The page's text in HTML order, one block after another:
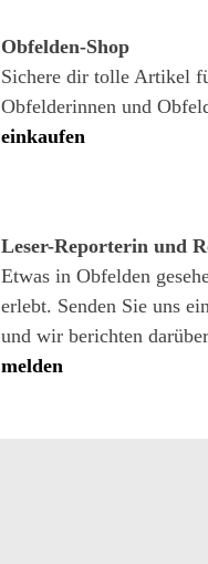
Obfelden-Shop
Sichere dir tolle Artikel
Obfelderinnen und
einkaufen
Leser-Reporterin und
Etwas in Obfelden
erlebt. Senden Sie uns
und wir berichten
melden